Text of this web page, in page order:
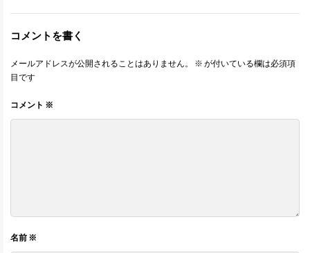
コメントを書く
メールアドレスが公開されることはありません。 ※ が付いている欄は必須項
目です
コメント ※
名前 ※